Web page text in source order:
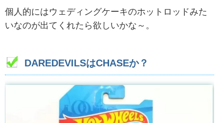
個人的にはウェディングケーキのホットロッドみた
いなのが出てくれたら欲しいかな～。
DAREDEVILSはCHASEか？